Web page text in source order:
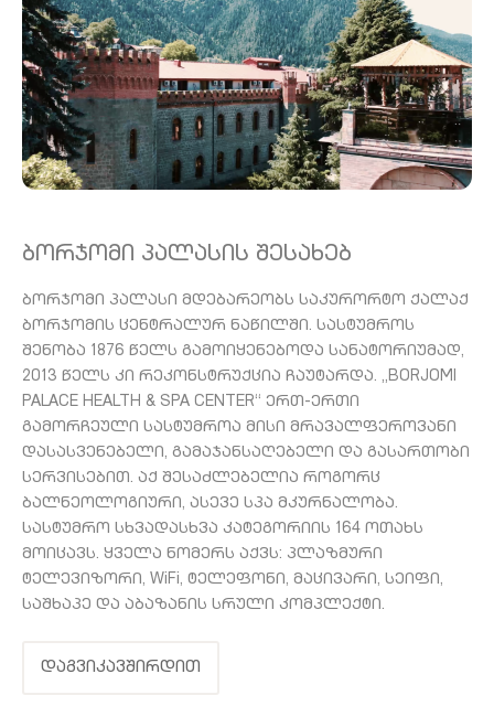
Ბორჯომი Პალასის Შესახებ
ბორჯომი პალასი მდებარეობს საკურორტო ქალაქ
ბორჯომის ცენტრალურ ნაწილში. სასტუმროს
შენობა 1876 წელს გამოიყენებოდა სანატორიუმად,
2013 წელს კი რეკონსტრუქცია ჩაუტარდა. „BORJOMI
PALACE HEALTH & SPA CENTER“ ერთ-ერთი
გამორჩეული სასტუმროა მისი მრავალფეროვანი
დასასვენებელი, გამაჯანსაღებელი და გასართობი
სერვისებით. აქ შესაძლებელია როგორც
ბალნეოლოგიური, ასევე სპა მკურნალობა.
სასტუმრო სხვადასხვა კატეგორიის 164 ოთახს
მოიცავს. ყველა ნომერს აქვს: პლაზმური
ტელევიზორი, WiFi, ტელეფონი, მაცივარი, სეიფი,
საშხაპე და აბაზანის სრული კომპლექტი.
დაგვიკავშირდით